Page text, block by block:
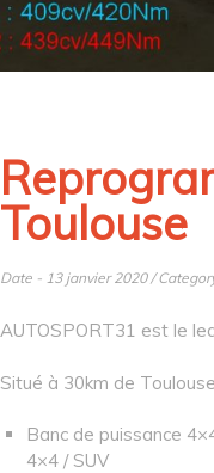
Toulouse
Date - 13 janvier 2020 /
AUTOSPORT31 est le
Situé à 30km de
Banc de puissance
4×4 / SUV